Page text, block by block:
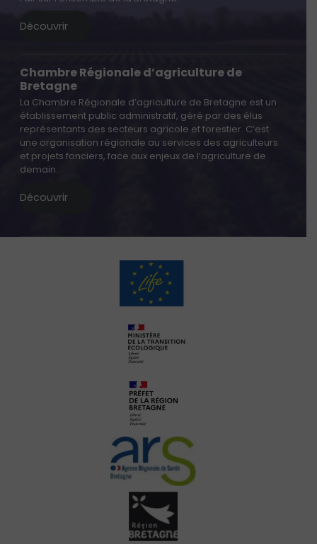
Découvrir
Chambre Régionale d’agriculture de
Bretagne
La Chambre Régionale d’agriculture de Bretagne est un
établissement public administratif, géré par des élus
représentants des secteurs agricole et forestier. C’est
une organisation régionale au services des agriculteurs
et projets fonciers, face aux enjeux de l’agriculture de
demain.
Découvrir